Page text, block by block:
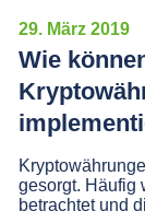
29. März 2019
Wie
gesorgt. Häufig
betrachtet und